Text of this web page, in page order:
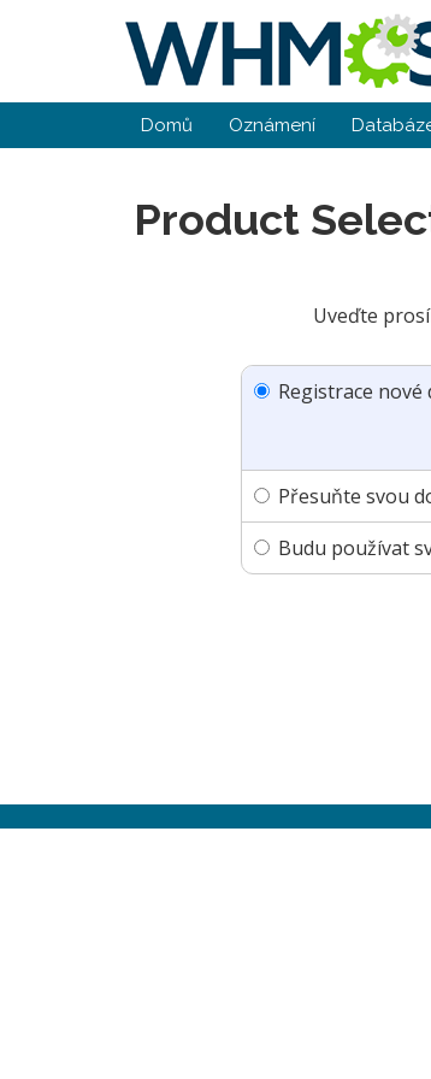
Domů Oznámení
Product
Uveďte
Registrace nové
Přesuňte svou
Budu používat